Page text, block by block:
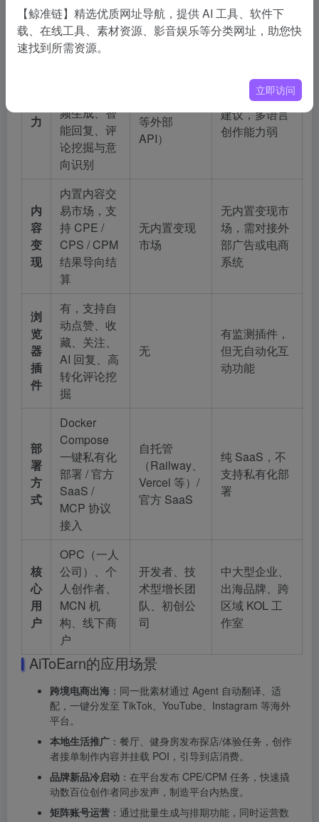
等）
力
All In
频生成、智
能回复、评
论挖掘与意
向识别
等外部
API）
AI：仅提供基
础文案与创意
建议，多语言
创作能力弱
内
容
变
现
内置内容交
易市场，支
持 CPE /
CPS / CPM
结果导向结
算
无内置变现
市场
无内置变现市
场，需对接外
部广告或电商
系统
浏
览
器
插
件
有，支持自
动点赞、收
藏、关注、
AI 回复、高
转化评论挖
掘
无
有监测插件，
但无自动化互
动功能
部
署
方
式
Docker
Compose
一键私有化
部署 / 官方
SaaS /
MCP 协议
接入
自托管
（Railway、
Vercel 等）/
官方 SaaS
纯 SaaS，不
支持私有化部
署
核
心
用
户
OPC（一人
公司）、个
人创作者、
MCN 机
构、线下商
户
开发者、技
术型增长团
队、初创公
司
中大型企业、
出海品牌、跨
区域 KOL 工
作室
AiToEarn的应用场景
跨境电商出海 ：同一批素材通过 Agent 自动翻译、适
配，一键分发至 TikTok、YouTube、Instagram 等海外
平台。
本地生活推广 ：餐厅、健身房发布探店/体验任务，创作
者接单制作内容并挂载 POI，引导到店消费。
品牌新品冷启动 ：在平台发布 CPE/CPM 任务，快速撬
动数百位创作者同步发声，制造平台内热度。
矩阵账号运营 ：通过批量生成与排期功能，同时运营数
【鲸准链】精选优质网址导航，提供 AI 工具、软件下
载、在线工具、素材资源、影音娱乐等分类网址，助您快
速找到所需资源。
立即访问